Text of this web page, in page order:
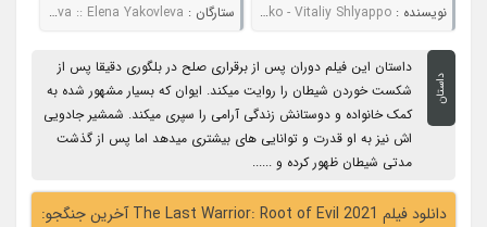
نویسنده :Pavel Danilov - Vasiliy Kutsenko - Vitaliy Shlyappo ستارگان : Viktor Khorinyak :: Mila Sivatskaya :: Ekaterina Vilkova :: Elena Yakovleva
داستان
داستان این فیلم دوران پس از برقراری صلح در بلگوری دقیقا پس از
شکست خوردن شیطان را روایت میکند. ایوان که بسیار مشهور شده به
کمک خانواده و دوستانش زندگی آرامی را سپری میکند. شمشیر جادویی
اش نیز به او قدرت و توانایی های بیشتری میدهد اما پس از گذشت
مدتی شیطان ظهور کرده و ......
دانلود فیلم The Last Warrior: Root of Evil 2021 آخرین جنگجو: